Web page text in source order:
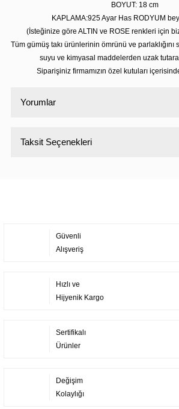
BOYUT: 18 cm
KAPLAMA:925 Ayar Has RODYUM
(İsteğinize göre ALTIN ve ROSE renkleri için
Tüm gümüş takı ürünlerinin ömrünü ve parlaklığını
suyu ve kimyasal maddelerden uzak
Siparişiniz firmamızın özel kutuları
Yorumlar
Taksit Seçenekleri
Güvenli
Alışveriş
Hızlı ve
Hijyenik Kargo
Sertifikalı
Ürünler
Değişim
Kolaylığı